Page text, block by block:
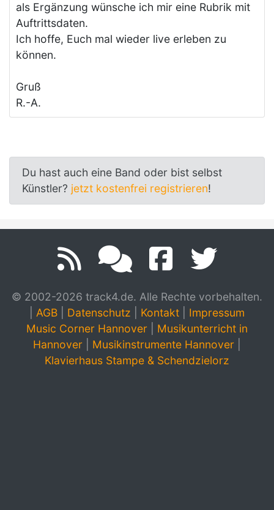
als Ergänzung wünsche ich mir eine Rubrik mit
Auftrittsdaten.
Ich hoffe, Euch mal wieder live erleben zu
können.
Gruß
R.-A.
Du hast auch eine Band oder bist selbst
Künstler? jetzt kostenfrei registrieren!
© 2002-2026 track4.de. Alle Rechte vorbehalten.
AGB Datenschutz Kontakt
Impressum
Music Corner Hannover
Musikunterricht in
Hannover
Musikinstrumente Hannover
Klavierhaus Stampe & Schendzielorz